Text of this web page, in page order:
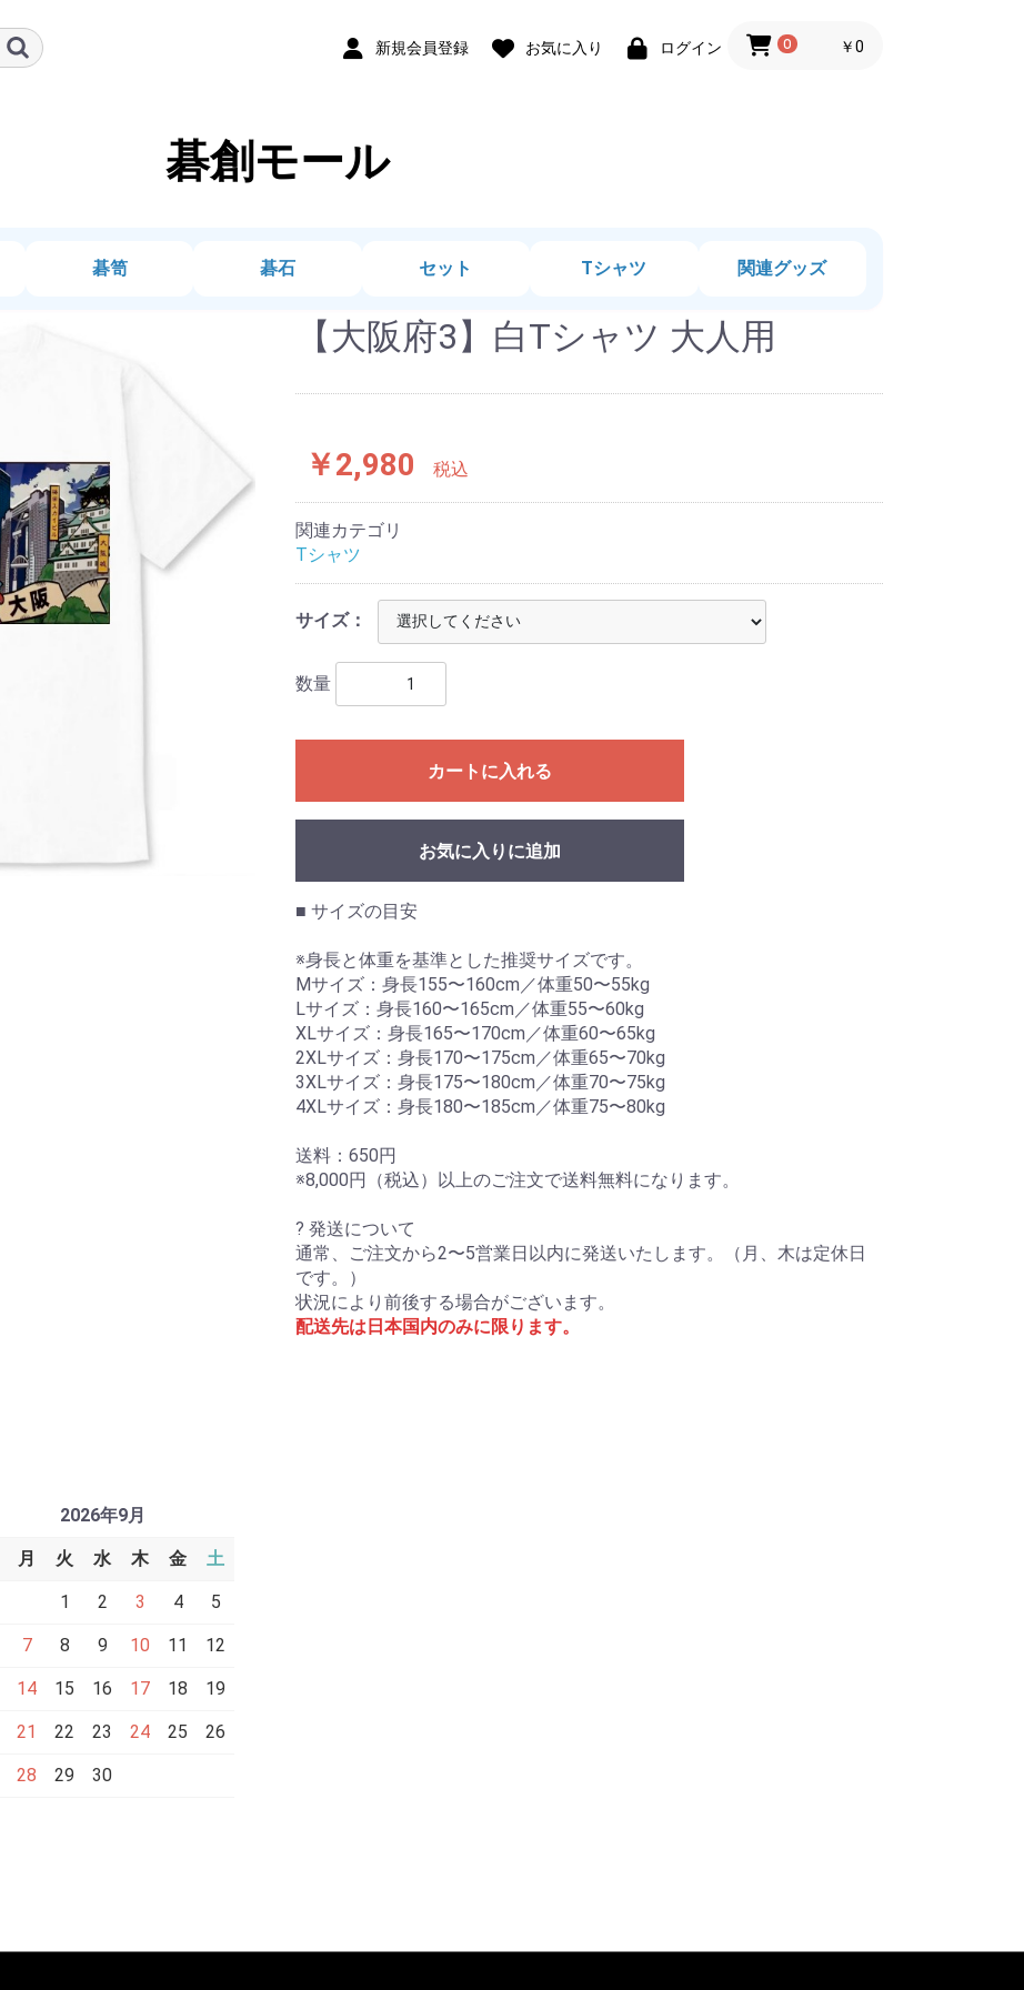
新規会員登録 お気に入り ログイン 0 ￥0
碁創モール
碁笥 碁石 セット Tシャツ 関連グッズ
【大阪府3】白Tシャツ 大人用
￥2,980 税込
関連カテゴリ
Tシャツ
サイズ：
数量
カートに入れる
お気に入りに追加
■ サイズの目安
※身長と体重を基準とした推奨サイズです。
Mサイズ：身長155〜160cm／体重50〜55kg
Lサイズ：身長160〜165cm／体重55〜60kg
XLサイズ：身長165〜170cm／体重60〜65kg
2XLサイズ：身長170〜175cm／体重65〜70kg
3XLサイズ：身長175〜180cm／体重70〜75kg
4XLサイズ：身長180〜185cm／体重75〜80kg
送料：650円
※8,000円（税込）以上のご注文で送料無料になります。
? 発送について
通常、ご注文から2〜5営業日以内に発送いたします。（月、木は定休日
です。）
状況により前後する場合がございます。
配送先は日本国内のみに限ります。
2026年9月
月 火 水 木 金 土
1 2 3 4 5
7 8 9 10 11 12
14 15 16 17 18 19
21 22 23 24 25 26
28 29 30